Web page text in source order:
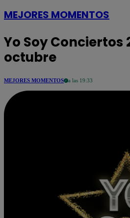
MEJORES MOMENTOS
Yo Soy Conciertos
octubre
MEJORES MOMENTOS a las 19:33